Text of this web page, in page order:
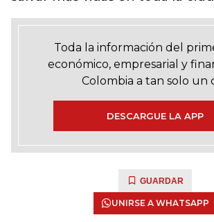
Toda la información del
económico, empresarial y
Colombia a tan solo un
DESCARGUE LA APP
GUARDAR
UNIRSE A WHATSAPP